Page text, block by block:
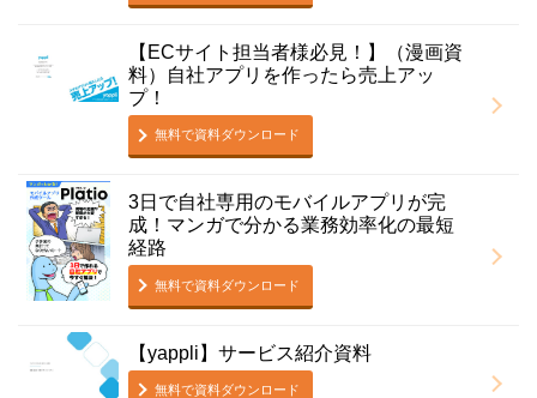
【ECサイト担当者様必見！】（漫画資
料）自社アプリを作ったら売上アッ
プ！
無料で資料ダウンロード
3日で自社専用のモバイルアプリが完
成！マンガで分かる業務効率化の最短
経路
無料で資料ダウンロード
【yappli】サービス紹介資料
無料で資料ダウンロード